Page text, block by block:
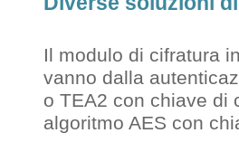
Il modulo di cifratura
vanno dalla
o TEA2 con chiave di
algoritmo AES con